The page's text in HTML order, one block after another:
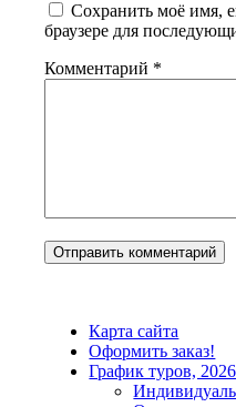
Сохранить моё имя,
браузере для
Комментарий *
Карта сайта
Оформить заказ!
График туров, 2026